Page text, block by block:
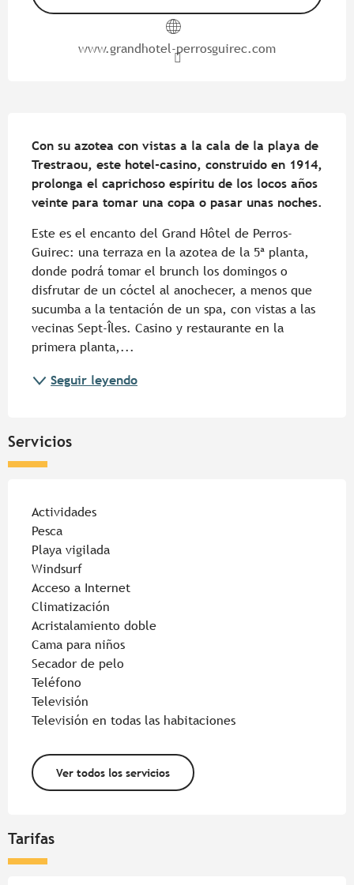
www.grandhotel-perrosguirec.com
Con su azotea con vistas a la cala de la playa de
Trestraou, este hotel-casino, construido en 1914,
prolonga el caprichoso espíritu de los locos años
veinte para tomar una copa o pasar unas noches.
Este es el encanto del Grand Hôtel de Perros-
Guirec: una terraza en la azotea de la 5ª planta,
donde podrá tomar el brunch los domingos o
disfrutar de un cóctel al anochecer, a menos que
sucumba a la tentación de un spa, con vistas a las
vecinas Sept-Îles. Casino y restaurante en la
primera planta,...
Seguir leyendo
Servicios
Actividades
Pesca
Playa vigilada
Windsurf
Acceso a Internet
Climatización
Acristalamiento doble
Cama para niños
Secador de pelo
Teléfono
Televisión
Televisión en todas las habitaciones
Ver todos los servicios
Tarifas